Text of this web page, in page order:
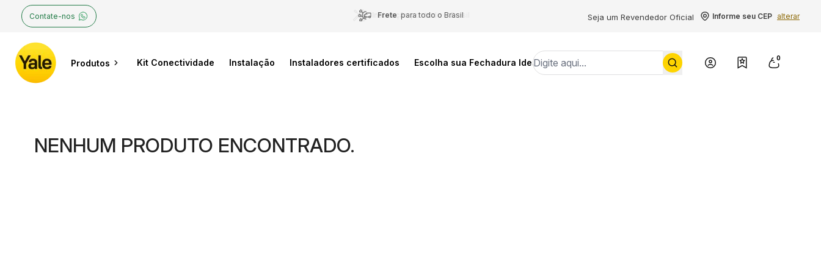
Contate-nos Frete para todo o Brasil
Instalação por todo o Brasil Seja um Revendedor Oficial Informe seu CEP alterar
Produtos Kit Conectividade Instalação Instaladores certificados Escolha sua Fechadura Ideal Conheça a Yale 0
NENHUM PRODUTO ENCONTRADO.